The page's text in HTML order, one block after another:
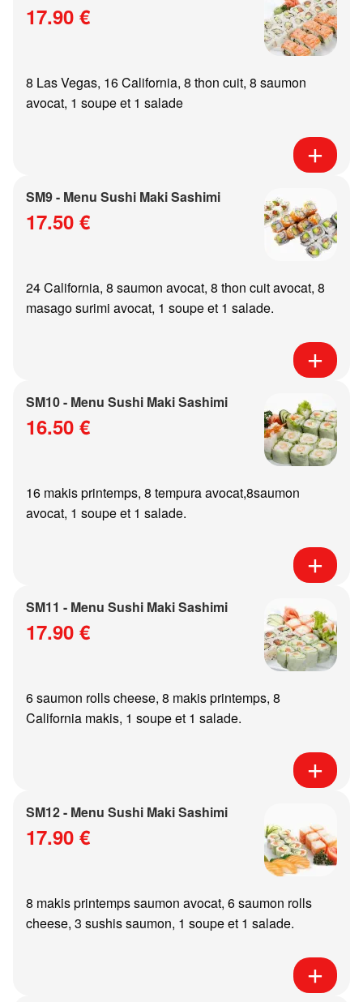
17.90 €
8 Las Vegas, 16 California, 8 thon cuit, 8 saumon
avocat, 1 soupe et 1 salade
SM9 - Menu Sushi Maki Sashimi
17.50 €
24 California, 8 saumon avocat, 8 thon cuit avocat, 8
masago surimi avocat, 1 soupe et 1 salade.
SM10 - Menu Sushi Maki Sashimi
16.50 €
16 makis printemps, 8 tempura avocat,8saumon
avocat, 1 soupe et 1 salade.
SM11 - Menu Sushi Maki Sashimi
17.90 €
6 saumon rolls cheese, 8 makis printemps, 8
California makis, 1 soupe et 1 salade.
SM12 - Menu Sushi Maki Sashimi
17.90 €
8 makis printemps saumon avocat, 6 saumon rolls
cheese, 3 sushis saumon, 1 soupe et 1 salade.